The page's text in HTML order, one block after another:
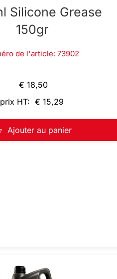
Silicone Grease
150gr
de l'article: 73902
€ 18,50
prix HT: € 15,29
Ajouter au panier